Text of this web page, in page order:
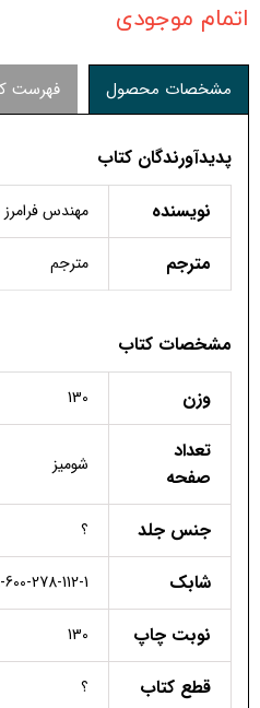
اتمام موجودی
مشخصات محصول فهرست
پدیدآورندگان کتاب
نویسنده
مهندس
مترجم مترجم
مشخصات کتاب
وزن
130
تعداد
صفحه
شومیز
جنس جلد ؟
شابک 278-112-1
نوبت چاپ 130
قطع کتاب ؟